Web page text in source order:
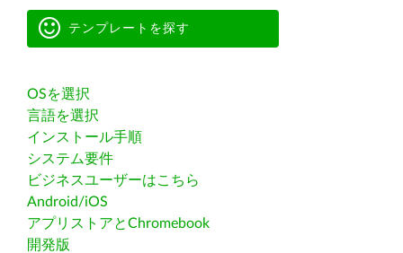
テンプレートを探す
OSを選択
言語を選択
インストール手順
システム要件
ビジネスユーザーはこちら
Android/iOS
アプリストアとChromebook
開発版